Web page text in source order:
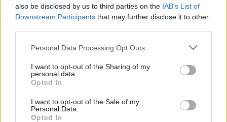
also be disclosed by us to third parties on the IAB’s List of
Downstream Participants that may further disclose it to other
Please note that this website/app uses one or more Google
not limited to your visit or usage behaviour. You may click to
grant or deny consent to Google and its third-party tags to
use your data for below specified purposes in below Google
consent section.
Personal Data Processing Opt Outs
I want to opt-out of the Sharing of my
personal data.
Opted In
I want to opt-out of the Sale of my
Personal Data.
Opted In